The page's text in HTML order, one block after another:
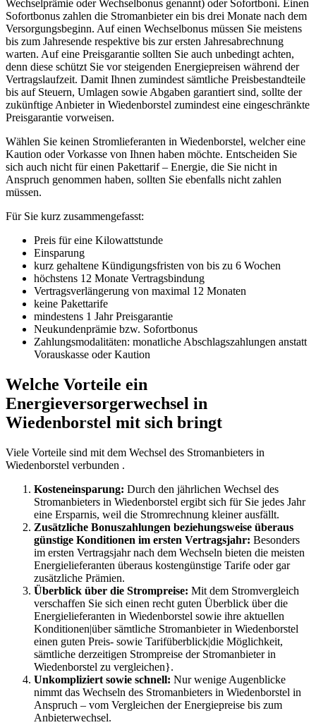
Wechselprämie oder Wechselbonus genannt) oder Sofortboni. Einen
Sofortbonus zahlen die Stromanbieter ein bis drei Monate nach dem
Versorgungsbeginn. Auf einen Wechselbonus müssen Sie meistens
bis zum Jahresende respektive bis zur ersten Jahresabrechnung
warten. Auf eine Preisgarantie sollten Sie auch unbedingt achten,
denn diese schützt Sie vor steigenden Energiepreisen während der
Vertragslaufzeit. Damit Ihnen zumindest sämtliche Preisbestandteile
bis auf Steuern, Umlagen sowie Abgaben garantiert sind, sollte der
zukünftige Anbieter in Wiedenborstel zumindest eine eingeschränkte
Preisgarantie vorweisen.
Wählen Sie keinen Stromlieferanten in Wiedenborstel, welcher eine
Kaution oder Vorkasse von Ihnen haben möchte. Entscheiden Sie
sich auch nicht für einen Pakettarif – Energie, die Sie nicht in
Anspruch genommen haben, sollten Sie ebenfalls nicht zahlen
müssen.
Für Sie kurz zusammengefasst:
Preis für eine Kilowattstunde
Einsparung
kurz gehaltene Kündigungsfristen von bis zu 6 Wochen
höchstens 12 Monate Vertragsbindung
Vertragsverlängerung von maximal 12 Monaten
keine Pakettarife
mindestens 1 Jahr Preisgarantie
Neukundenprämie bzw. Sofortbonus
Zahlungsmodalitäten: monatliche Abschlagszahlungen anstatt
Vorauskasse oder Kaution
Welche Vorteile ein
Energieversorgerwechsel in
Wiedenborstel mit sich bringt
Viele Vorteile sind mit dem Wechsel des Stromanbieters in
Wiedenborstel verbunden .
Kosteneinsparung: Durch den jährlichen Wechsel des
Stromanbieters in Wiedenborstel ergibt sich für Sie jedes Jahr
eine Ersparnis, weil die Stromrechnung kleiner ausfällt.
Zusätzliche Bonuszahlungen beziehungsweise überaus
günstige Konditionen im ersten Vertragsjahr: Besonders
im ersten Vertragsjahr nach dem Wechseln bieten die meisten
Energielieferanten überaus kostengünstige Tarife oder gar
zusätzliche Prämien.
Überblick über die Strompreise: Mit dem Stromvergleich
verschaffen Sie sich einen recht guten Überblick über die
Energielieferanten in Wiedenborstel sowie ihre aktuellen
Konditionen|über sämtliche Stromanbieter in Wiedenborstel
einen guten Preis- sowie Tarifüberblick|die Möglichkeit,
sämtliche derzeitigen Strompreise der Stromanbieter in
Wiedenborstel zu vergleichen}.
Unkompliziert sowie schnell: Nur wenige Augenblicke
nimmt das Wechseln des Stromanbieters in Wiedenborstel in
Anspruch – vom Vergleichen der Energiepreise bis zum
Anbieterwechsel.